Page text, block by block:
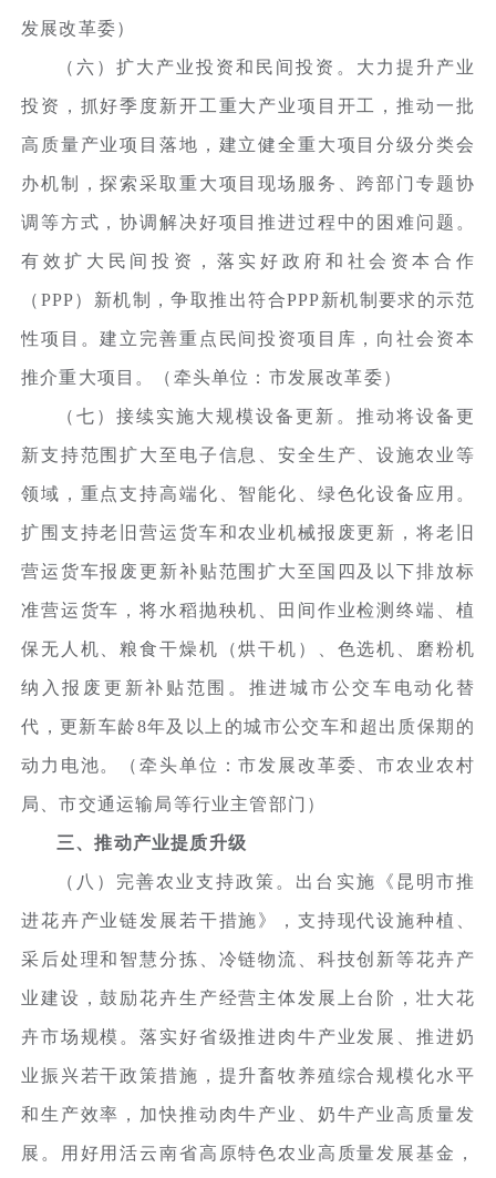
发展改革委）
（六）扩大产业投资和民间投资。大力提升产业
投资，抓好季度新开工重大产业项目开工，推动一批
高质量产业项目落地，建立健全重大项目分级分类会
办机制，探索采取重大项目现场服务、跨部门专题协
调等方式，协调解决好项目推进过程中的困难问题。
有效扩大民间投资，落实好政府和社会资本合作
（PPP）新机制，争取推出符合PPP新机制要求的示范
性项目。建立完善重点民间投资项目库，向社会资本
推介重大项目。（牵头单位：市发展改革委）
（七）接续实施大规模设备更新。推动将设备更
新支持范围扩大至电子信息、安全生产、设施农业等
领域，重点支持高端化、智能化、绿色化设备应用。
扩围支持老旧营运货车和农业机械报废更新，将老旧
营运货车报废更新补贴范围扩大至国四及以下排放标
准营运货车，将水稻抛秧机、田间作业检测终端、植
保无人机、粮食干燥机（烘干机）、色选机、磨粉机
纳入报废更新补贴范围。推进城市公交车电动化替
代，更新车龄8年及以上的城市公交车和超出质保期的
动力电池。（牵头单位：市发展改革委、市农业农村
局、市交通运输局等行业主管部门）
三、推动产业提质升级
（八）完善农业支持政策。出台实施《昆明市推
进花卉产业链发展若干措施》，支持现代设施种植、
采后处理和智慧分拣、冷链物流、科技创新等花卉产
业建设，鼓励花卉生产经营主体发展上台阶，壮大花
卉市场规模。落实好省级推进肉牛产业发展、推进奶
业振兴若干政策措施，提升畜牧养殖综合规模化水平
和生产效率，加快推动肉牛产业、奶牛产业高质量发
展。用好用活云南省高原特色农业高质量发展基金，